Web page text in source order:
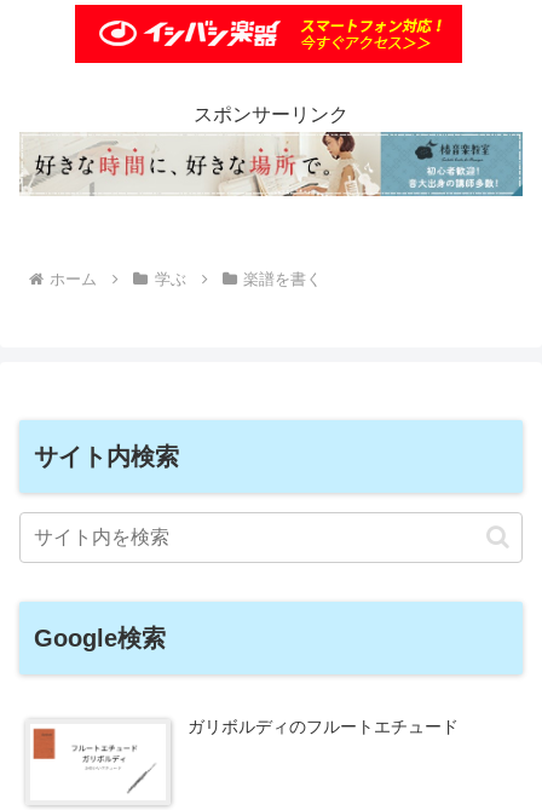
スポンサーリンク
ホーム 学ぶ 楽譜を書く
サイト内検索
Google検索
ガリボルディのフルートエチュード